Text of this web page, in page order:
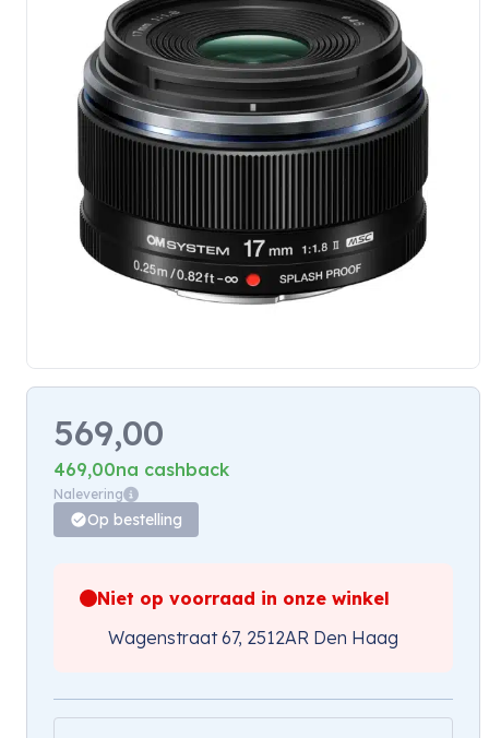
569,00
469,00na cashback
Nalevering
Op bestelling
Niet op voorraad in onze winkel
Wagenstraat 67, 2512AR Den Haag